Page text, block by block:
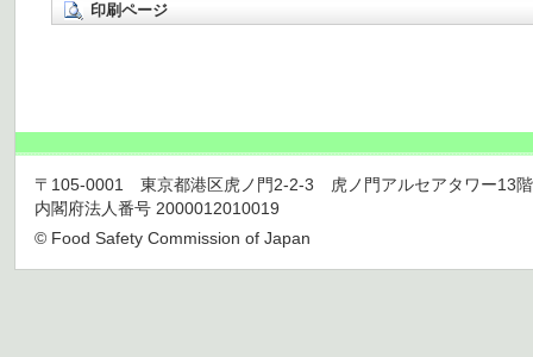
印刷ページ
〒105-0001 東京都港区虎ノ門2-2-3 虎ノ門アルセアタワー13
内閣府法人番号 2000012010019
© Food Safety Commission of Japan